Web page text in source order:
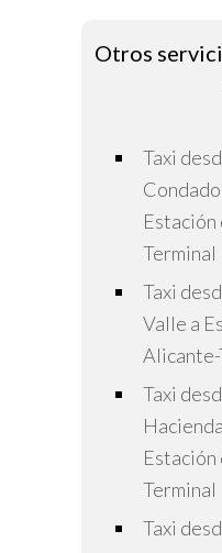
Otros
Taxi
Terminal
Taxi
Valle a
Taxi
Terminal
Taxi